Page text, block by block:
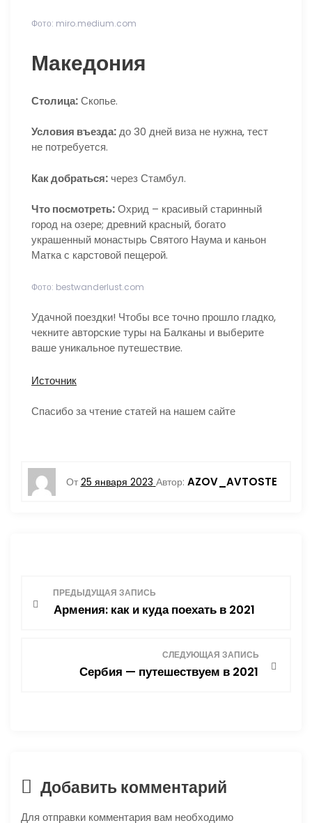
Фото: miro.medium.com
Македония
Столица:Скопье.
Условия въезда:до 30 дней виза не нужна, тест
не потребуется.
Как добраться: через Стамбул.
Что посмотреть:Охрид – красивый старинный
город на озере; древний красный, богато
украшенный монастырь Святого Наума и каньон
Матка с карстовой пещерой.
Фото: bestwanderlust.com
Удачной поездки! Чтобы все точно прошло гладко,
чекните авторские туры на Балканы и выберите
ваше уникальное путешествие.
Источник
Спасибо за чтение статей на нашем сайте
От 25 января 2023 Автор: AZOV_AVTOSTE
ц
и
ПРЕДЫДУЩАЯ ЗАПИСЬ
Армения: как и куда поехать в 2021
СЛЕДУЮЩАЯ ЗАПИСЬ
Сербия — путешествуем в 2021
Добавить комментарий
Для отправки комментария вам необходимо